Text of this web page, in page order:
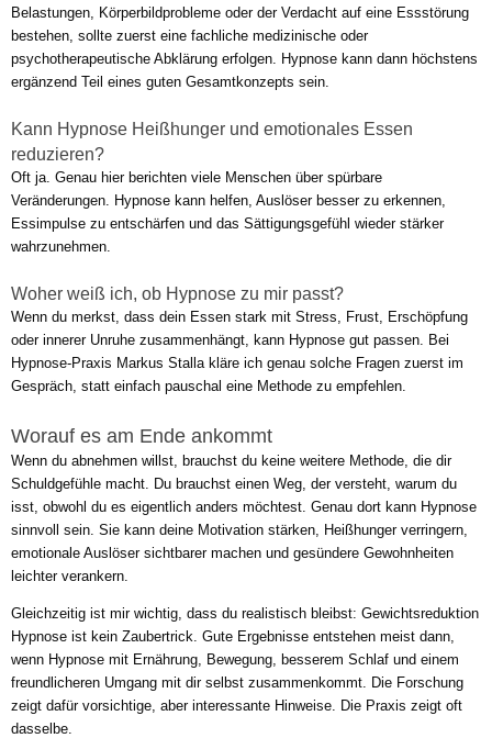
Belastungen, Körperbildprobleme oder der Verdacht auf eine Essstörung
bestehen, sollte zuerst eine fachliche medizinische oder
psychotherapeutische Abklärung erfolgen. Hypnose kann dann höchstens
ergänzend Teil eines guten Gesamtkonzepts sein.
Kann Hypnose Heißhunger und emotionales Essen
reduzieren?
Oft ja. Genau hier berichten viele Menschen über spürbare
Veränderungen. Hypnose kann helfen, Auslöser besser zu erkennen,
Essimpulse zu entschärfen und das Sättigungsgefühl wieder stärker
wahrzunehmen.
Woher weiß ich, ob Hypnose zu mir passt?
Wenn du merkst, dass dein Essen stark mit Stress, Frust, Erschöpfung
oder innerer Unruhe zusammenhängt, kann Hypnose gut passen. Bei
Hypnose-Praxis Markus Stalla kläre ich genau solche Fragen zuerst im
Gespräch, statt einfach pauschal eine Methode zu empfehlen.
Worauf es am Ende ankommt
Wenn du abnehmen willst, brauchst du keine weitere Methode, die dir
Schuldgefühle macht. Du brauchst einen Weg, der versteht, warum du
isst, obwohl du es eigentlich anders möchtest. Genau dort kann Hypnose
sinnvoll sein. Sie kann deine Motivation stärken, Heißhunger verringern,
emotionale Auslöser sichtbarer machen und gesündere Gewohnheiten
leichter verankern.
Gleichzeitig ist mir wichtig, dass du realistisch bleibst: Gewichtsreduktion
Hypnose ist kein Zaubertrick. Gute Ergebnisse entstehen meist dann,
wenn Hypnose mit Ernährung, Bewegung, besserem Schlaf und einem
freundlicheren Umgang mit dir selbst zusammenkommt. Die Forschung
zeigt dafür vorsichtige, aber interessante Hinweise. Die Praxis zeigt oft
dasselbe.